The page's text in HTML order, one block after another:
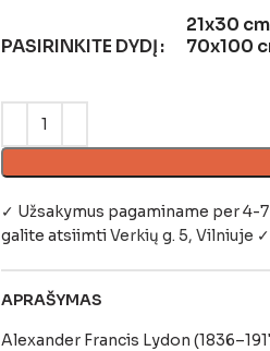
PASIRINKITE DYDĮ
21x30 cm
70x100
✓ Užsakymus pagaminame per 4-
galite atsiimtiVerkių g. 5, Vilniuje
APRAŠYMAS
Alexander Francis Lydon